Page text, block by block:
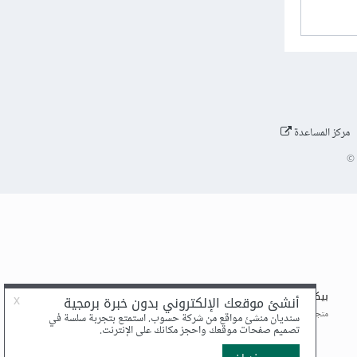
مركز المساعدة
©